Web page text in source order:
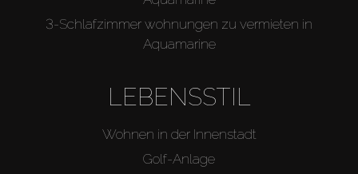
3-Schlafzimmer wohnungen zu vermieten in
Aquamarine
LEBENSSTIL
Wohnen in der Innenstadt
Golf-Anlage